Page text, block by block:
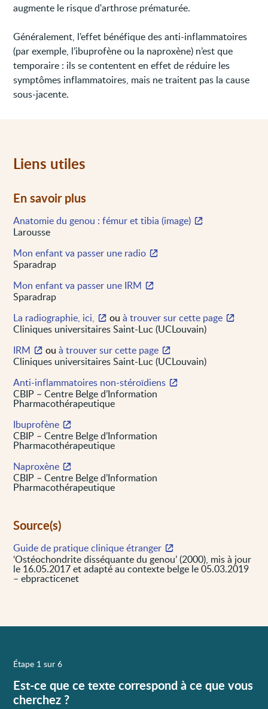
augmente le risque d'arthrose prématurée.
Généralement, l’effet bénéfique des anti-inflammatoires
(par exemple, l’ibuprofène ou la naproxène) n’est que
temporaire : ils se contentent en effet de réduire les
symptômes inflammatoires, mais ne traitent pas la cause
sous-jacente.
Liens utiles
En savoir plus
Anatomie du genou : fémur et tibia (image)
Larousse
Mon enfant va passer une radio
Sparadrap
Mon enfant va passer une IRM
Sparadrap
La radiographie, ici,
ouà trouver sur cette page
Cliniques universitaires Saint-Luc (UCLouvain)
IRM
ouà trouver sur cette page
Cliniques universitaires Saint-Luc (UCLouvain)
Anti-inflammatoires non-stéroïdiens
CBIP – Centre Belge d’Information
Pharmacothérapeutique
Ibuprofène
CBIP – Centre Belge d’Information
Pharmacothérapeutique
Naproxène
CBIP – Centre Belge d’Information
Pharmacothérapeutique
Source(s)
Guide de pratique clinique étranger
‘Ostéochondrite disséquante du genou’ (2000), mis à jour
le 16.05.2017 et adapté au contexte belge le 05.03.2019
– ebpracticenet
Étape 1 sur 6
Est-ce que ce texte correspond à ce que vous
cherchez ?